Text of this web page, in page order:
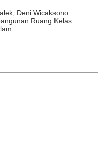
Deni Wicaksono
Ruang Kelas